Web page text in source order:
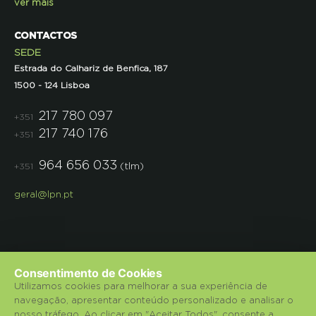
ver mais
CONTACTOS
SEDE
Estrada do Calhariz de Benfica, 187
1500 - 124 Lisboa
+351 217 780 097
+351 217 740 176
+351 964 656 033 (tlm)
geral@lpn.pt
© 2018 Liga para a Protecção da Natureza.
Consentimento de Cookies
Utilizamos cookies para melhorar a sua experiência de
navegação, apresentar conteúdo personalizado e analisar o